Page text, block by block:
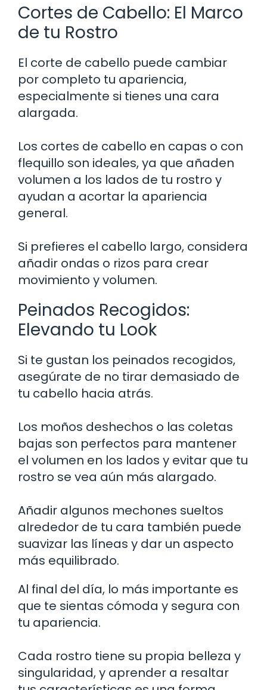
Cortes de Cabello: El Marco
de tu Rostro
El corte de cabello puede cambiar
por completo tu apariencia,
especialmente si tienes una cara
alargada.
Los cortes de cabello en capas o con
flequillo son ideales, ya que añaden
volumen a los lados de tu rostro y
ayudan a acortar la apariencia
general.
Si prefieres el cabello largo, considera
añadir ondas o rizos para crear
movimiento y volumen.
Peinados Recogidos:
Elevando tu Look
Si te gustan los peinados recogidos,
asegúrate de no tirar demasiado de
tu cabello hacia atrás.
Los moños deshechos o las coletas
bajas son perfectos para mantener
el volumen en los lados y evitar que tu
rostro se vea aún más alargado.
Añadir algunos mechones sueltos
alrededor de tu cara también puede
suavizar las líneas y dar un aspecto
más equilibrado.
Al final del día, lo más importante es
que te sientas cómoda y segura con
tu apariencia.
Cada rostro tiene su propia belleza y
singularidad, y aprender a resaltar